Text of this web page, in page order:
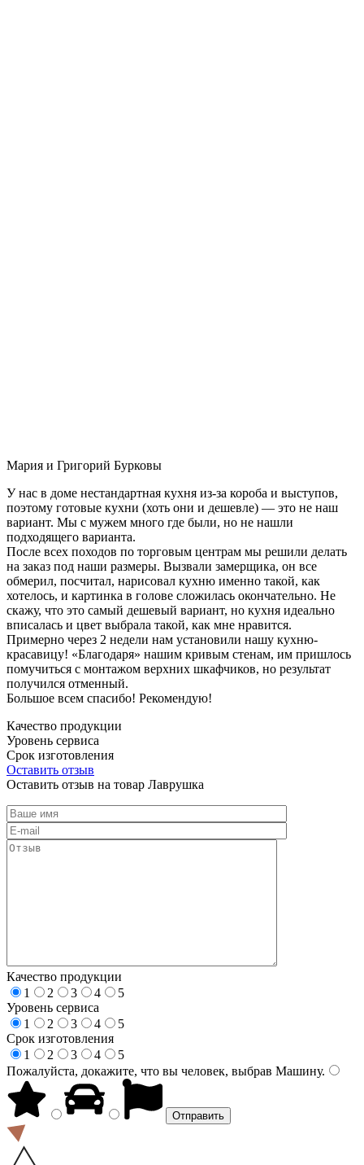
Мария и Григорий Бурковы
У нас в доме нестандартная кухня из-за короба и выступов,
поэтому готовые кухни (хоть они и дешевле) — это не наш
вариант. Мы с мужем много где были, но не нашли
подходящего варианта.
После всех походов по торговым центрам мы решили делать
на заказ под наши размеры. Вызвали замерщика, он все
обмерил, посчитал, нарисовал кухню именно такой, как
хотелось, и картинка в голове сложилась окончательно. Не
скажу, что это самый дешевый вариант, но кухня идеально
вписалась и цвет выбрала такой, как мне нравится.
Примерно через 2 недели нам установили нашу кухню-
красавицу! «Благодаря» нашим кривым стенам, им пришлось
помучиться с монтажом верхних шкафчиков, но результат
получился отменный.
Большое всем спасибо! Рекомендую!
Качество продукции
Уровень сервиса
Срок изготовления
Оставить отзыв
Оставить отзыв на товар Лаврушка
Качество продукции
1
2 3 4
5
Уровень сервиса
1
2 3 4
5
Срок изготовления
1
2 3 4
5
Пожалуйста, докажите, что вы человек, выбрав Машину.